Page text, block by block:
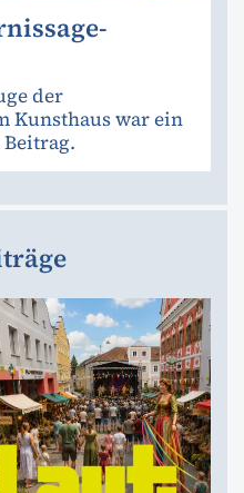
der
Kunsthaus war ein